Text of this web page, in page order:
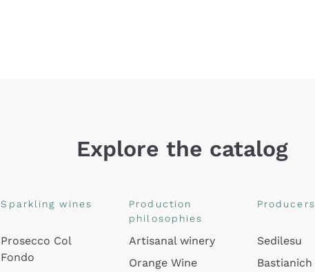
Explore the catalog
Sparkling wines
Prosecco Col
Fondo
Production
philosophies
Artisanal winery
Orange Wine
Producers
Sedilesu
Bastianich